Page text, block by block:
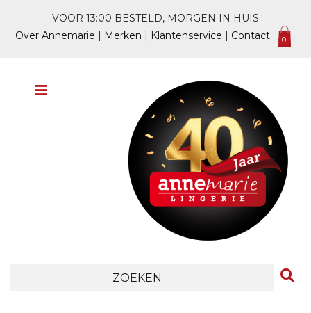
VOOR 13:00 BESTELD, MORGEN IN HUIS
Over Annemarie | Merken | Klantenservice | Contact 0